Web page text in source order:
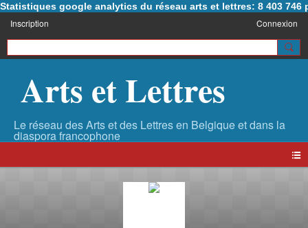
Statistiques google analytics du réseau arts et lettres: 8 403 746
Inscription Connexion
Arts et Lettres